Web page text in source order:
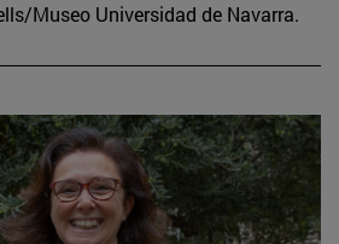
Museo Universidad de Navarra.